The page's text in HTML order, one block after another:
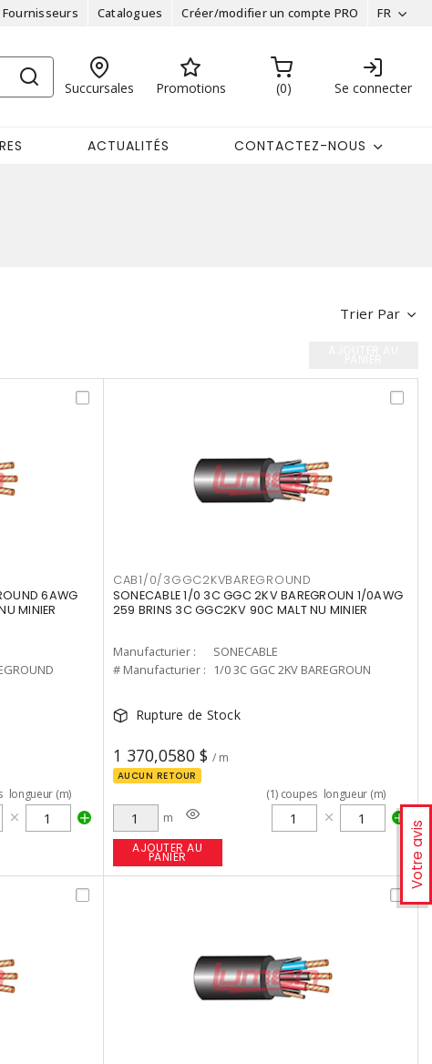
Fournisseurs Catalogues Créer/modifier un compte PRO FR
Succursales Promotions 0 Se connecter
ACTUALITÉS CONTACTEZ-NOUS
Votre avis
Trier Par
6AWG
MINIER
longueur (m)
CAB1/0/3GGC2KVBAREGROUND
SONECABLE 1/0 3C GGC 2KV BAREGROUN 1/0AWG
259 BRINS 3C GGC2KV 90C MALT NU MINIER
Manufacturier :
SONECABLE
# Manufacturier :
1/0 3C GGC 2KV BAREGROUN
Rupture de Stock
1 370,0580 $ / m
AUCUN RETOUR
m
(1) coupes longueur (m)
AJOUTER AU
PANIER